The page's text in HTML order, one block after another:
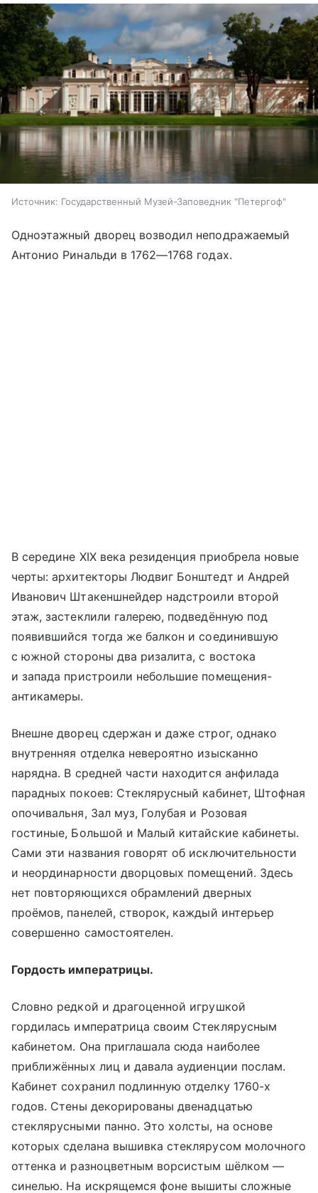
Источник: Государственный Музей-Заповедник "Петергоф"
Одноэтажный дворец возводил неподражаемый
Антонио Ринальди в 1762—1768 годах.
В середине XIX века резиденция приобрела новые
черты: архитекторы Людвиг Бонштедт и Андрей
Иванович Штакеншнейдер надстроили второй
этаж, застеклили галерею, подведённую под
появившийся тогда же балкон и соединившую
с южной стороны два ризалита, с востока
и запада пристроили небольшие помещения-
антикамеры.
Внешне дворец сдержан и даже строг, однако
внутренняя отделка невероятно изысканно
нарядна. В средней части находится анфилада
парадных покоев: Стеклярусный кабинет, Штофная
опочивальня, Зал муз, Голубая и Розовая
гостиные, Большой и Малый китайские кабинеты.
Сами эти названия говорят об исключительности
и неординарности дворцовых помещений. Здесь
нет повторяющихся обрамлений дверных
проёмов, панелей, створок, каждый интерьер
совершенно самостоятелен.
Гордость императрицы.
Словно редкой и драгоценной игрушкой
гордилась императрица своим Стеклярусным
кабинетом. Она приглашала сюда наиболее
приближённых лиц и давала аудиенции послам.
Кабинет сохранил подлинную отделку 1760-х
годов. Стены декорированы двенадцатью
стеклярусными панно. Это холсты, на основе
которых сделана вышивка стеклярусом молочного
оттенка и разноцветным ворсистым шёлком —
синелью. На искрящемся фоне вышиты сложные